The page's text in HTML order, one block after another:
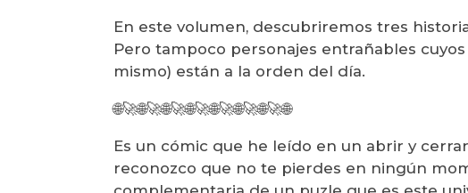
En este volumen, descubriremos tres
Pero tampoco personajes entrañables
mismo) están a la orden del día.
🌐🚀🌐🚀🌐🚀🌐🚀🌐🚀🌐🚀🌐🚀🌐
Es un cómic que he leído en un abrir y
reconozco que no te pierdes en ningún